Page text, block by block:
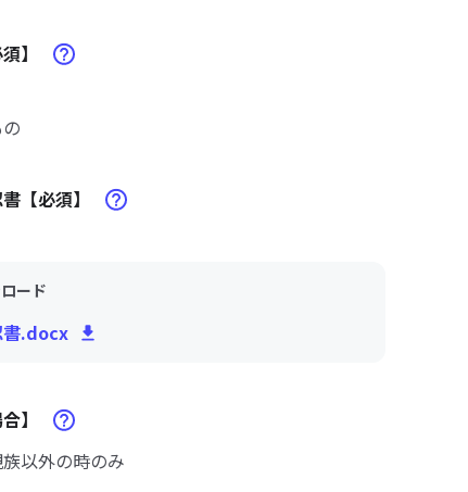
】
【必須】
ード
書.docx
】
以外の時のみ